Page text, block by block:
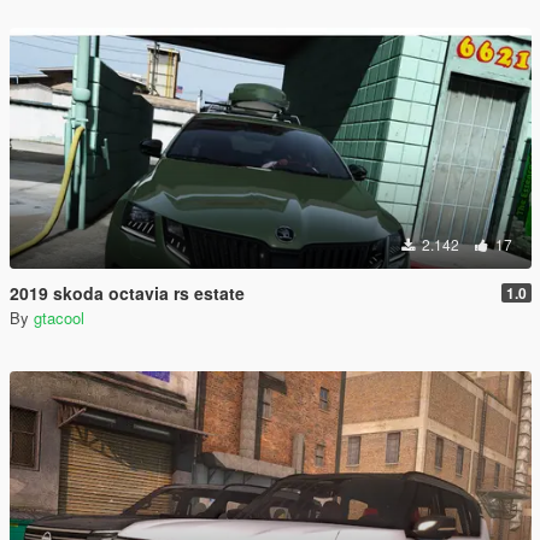
2.142 17
2019 skoda octavia rs estate 1.0
By gtacool